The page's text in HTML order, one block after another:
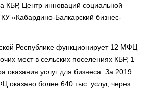
КБР, Центр инноваций социальной
«Кабардино-Балкарский бизнес-
Республике функционирует 12 МФЦ
мест в сельских поселениях КБР, 1
оказания услуг для бизнеса. За 2019
оказано более 640 тыс. услуг, через